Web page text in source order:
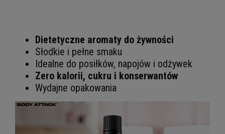
Dietetyczne aromaty do żywności
Słodkie i pełne smaku
Idealne do posiłków, napojów i odżywek
Zero kalorii, cukru i konserwantów
Wydajne opakowania